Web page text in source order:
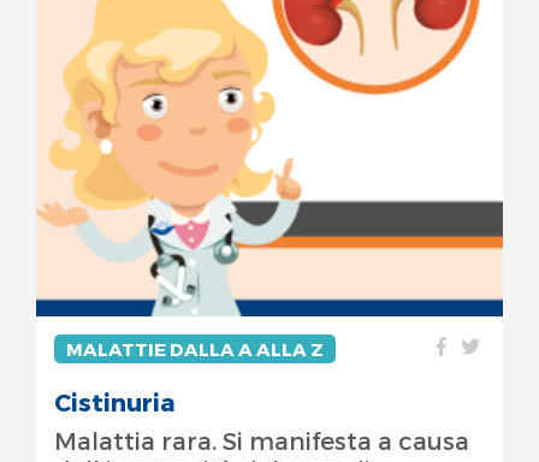
MALATTIE DALLA A ALLA Z
Cistinuria
Malattia rara. Si manifesta a causa